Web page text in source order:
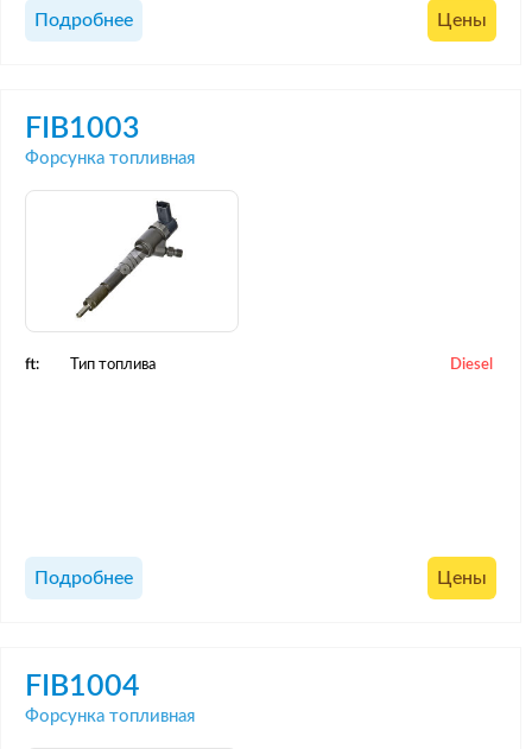
Подробнее Цены
FIB1003
Форсунка топливная
ft: Тип топлива Diesel
Подробнее Цены
FIB1004
Форсунка топливная